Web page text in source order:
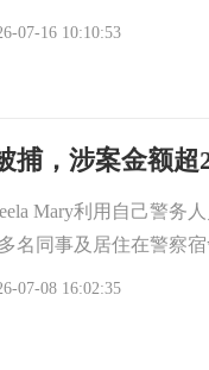
07-16 10:10:53
捕，涉案金额超
Mary利用自己警务
名同事及居住在警察
07-08 16:02:35